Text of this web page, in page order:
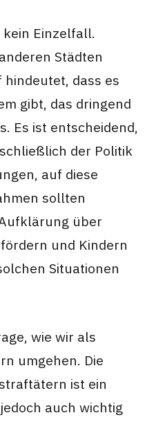
Einzelfall.
Städten
dass es
gibt, das dringend
Es ist entscheidend,
der Politik
auf diese
sollten
über
und Kindern
Situationen
wie wir als
umgehen. Die
ist ein
auch wichtig